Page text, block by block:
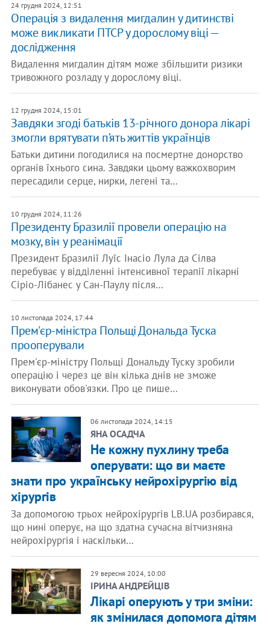
24 грудня 2024, 12:51
Операція з видалення мигдалин у дитинстві
може викликати ПТСР у дорослому віці —
дослідження
Видалення мигдалин дітям може збільшити ризики
тривожного розладу у дорослому віці.
12 грудня 2024, 15:01
Завдяки згоді батьків 13-річного донора лікарі
змогли врятувати п’ять життів українців
Батьки дитини погодилися на посмертне донорство
органів їхнього сина. Завдяки цьому важкохворим
пересадили серце, нирки, легені та…
10 грудня 2024, 11:26
Президенту Бразилії провели операцію на
мозку, він у реанімації
Президент Бразилії Луїс Інасіо Лула да Сілва
перебуває у відділенні інтенсивної терапії лікарні
Сіріо-Лібанес у Сан-Паулу після…
10 листопада 2024, 17:44
Прем'єр-міністра Польщі Дональда Туска
прооперували
Прем'єр-міністру Польщі Дональду Туску зробили
операцію і через це він кілька днів не зможе
виконувати обов'язки. Про це пише…
06 листопада 2024, 14:15
ЯНА ОСАДЧА
Не кожну пухлину треба
оперувати: що ви маєте
знати про українську нейрохірургію від
хірургів
За допомогою трьох нейрохірургів LB.UA розбирався,
що нині оперує, на що здатна сучасна вітчизняна
нейрохірургія і наскільки…
29 вересня 2024, 10:00
ІРИНА АНДРЕЙЦІВ
Лікарі оперують у три зміни:
як змінилася допомога дітям